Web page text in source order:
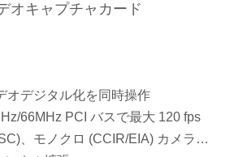
オキャプチャカード
オデジタル化を同時操作
66MHz PCI バスで最大 120 fps
、モノクロ (CCIR/EIA) カメラ対応